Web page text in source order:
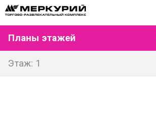
Планы этажей
Этаж: 1